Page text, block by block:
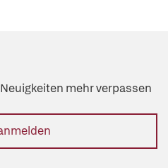
mehr verpassen